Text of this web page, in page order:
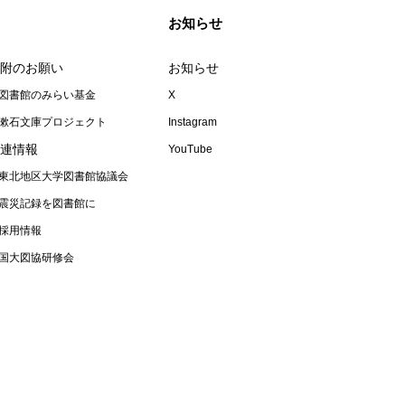
のお願い
図書館のみらい基金
石文庫プロジェクト
情報
北地区大学図書館協議会
震災記録を図書館に
用情報
国大図協研修会
お知らせ
お知らせ
X
Instagram
YouTube